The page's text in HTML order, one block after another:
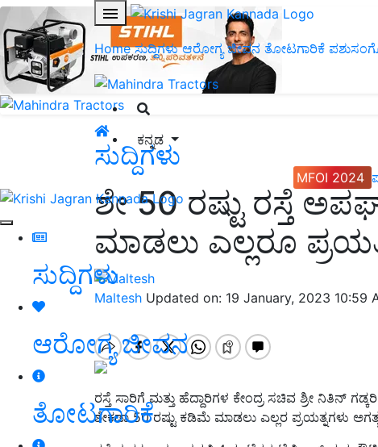
Home ಸುದ್ದಿಗಳು ಆರೋಗ್ಯ ಜೀವನ ತೋಟಗಾರಿಕೆ
ಕನ್ನಡ
MFOI 2024
ಸುದ್ದಿಗಳು
ಆರೋಗ್ಯ ಜೀವನ
ತೋಟಗಾರಿಕೆ
ಸುದ್ದಿಗಳು
ಶೇ 50 ರಷ್ಟು ರಸ್ತೆ
ಮಾಡಲು ಎಲ್ಲರೂ
Maltesh Updated on: 19 January, 2023 10:59
ರಸ್ತೆ ಸಾರಿಗೆ ಮತ್ತು ಹೆದ್ದಾರಿಗಳ ಕೇಂದ್ರ ಸಚಿವ ಶ್ರೀ ನಿತಿನ್
ಶೇಕಡಾ 50 ರಷ್ಟು ಕಡಿಮೆ ಮಾಡಲು ಎಲ್ಲರ ಪ್ರಯತ್ನಗಳು